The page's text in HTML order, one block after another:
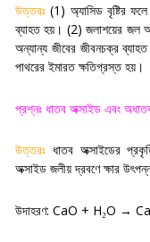
উত্তরঃ (1) অ্যাসিড বৃষ্টির
ব্যাহত হয়। (2)জলাশয়ের জল
অন্যান্য জীবের জীবনচক্র
পাথরের ইমারত ক্ষতিগ্রস্ত হয় ।
প্রশ্নঃ ধাতব অক্সাইড এবং
উত্তরঃ ধাতব অক্সাইডের
অক্সাইড জলীয় দ্রবণে ক্ষার
উদাহরণ: CaO + H₂O →